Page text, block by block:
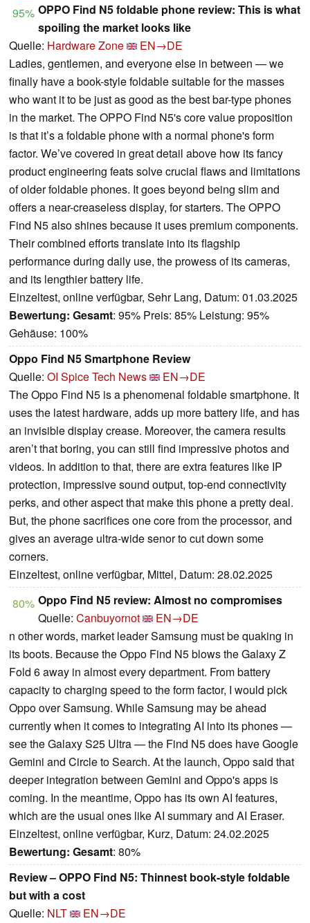
95% OPPO Find N5 foldable phone review: This is what
spoiling the market looks like
Quelle: Hardware Zone
EN→DE
Ladies, gentlemen, and everyone else in between — we
finally have a book-style foldable suitable for the masses
who want it to be just as good as the best bar-type phones
in the market. The OPPO Find N5's core value proposition
is that it’s a foldable phone with a normal phone's form
factor. We’ve covered in great detail above how its fancy
product engineering feats solve crucial flaws and limitations
of older foldable phones. It goes beyond being slim and
offers a near-creaseless display, for starters. The OPPO
Find N5 also shines because it uses premium components.
Their combined efforts translate into its flagship
performance during daily use, the prowess of its cameras,
and its lengthier battery life.
Einzeltest, online verfügbar, Sehr Lang, Datum: 01.03.2025
Bewertung: Gesamt: 95% Preis: 85% Leistung: 95%
Gehäuse: 100%
Oppo Find N5 Smartphone Review
Quelle: OI Spice Tech News
EN→DE
The Oppo Find N5 is a phenomenal foldable smartphone. It
uses the latest hardware, adds up more battery life, and has
an invisible display crease. Moreover, the camera results
aren’t that boring, you can still find impressive photos and
videos. In addition to that, there are extra features like IP
protection, impressive sound output, top-end connectivity
perks, and other aspect that make this phone a pretty deal.
But, the phone sacrifices one core from the processor, and
gives an average ultra-wide senor to cut down some
corners.
Einzeltest, online verfügbar, Mittel, Datum: 28.02.2025
80% Oppo Find N5 review: Almost no compromises
Quelle: Canbuyornot
EN→DE
n other words, market leader Samsung must be quaking in
its boots. Because the Oppo Find N5 blows the Galaxy Z
Fold 6 away in almost every department. From battery
capacity to charging speed to the form factor, I would pick
Oppo over Samsung. While Samsung may be ahead
currently when it comes to integrating AI into its phones —
see the Galaxy S25 Ultra — the Find N5 does have Google
Gemini and Circle to Search. At the launch, Oppo said that
deeper integration between Gemini and Oppo's apps is
coming. In the meantime, Oppo has its own AI features,
which are the usual ones like AI summary and AI Eraser.
Einzeltest, online verfügbar, Kurz, Datum: 24.02.2025
Bewertung: Gesamt: 80%
Review – OPPO Find N5: Thinnest book-style foldable
but with a cost
Quelle: NLT
EN→DE